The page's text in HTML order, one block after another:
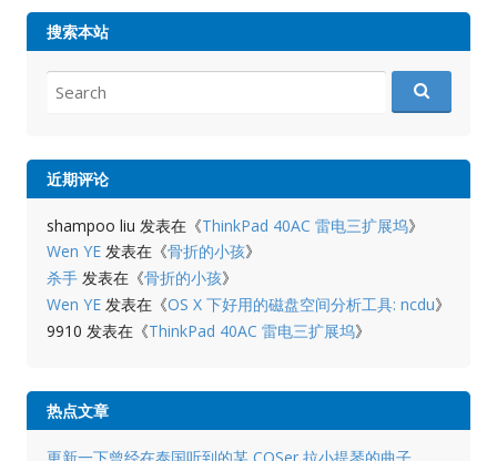
搜索本站
for:
近期评论
shampoo liu 发表在《ThinkPad 40AC 雷电三扩展坞》
Wen YE发表在《骨折的小孩》
杀手发表在《骨折的小孩》
Wen YE发表在《OS X 下好用的磁盘空间分析工具: ncdu》
9910 发表在《ThinkPad 40AC 雷电三扩展坞》
热点文章